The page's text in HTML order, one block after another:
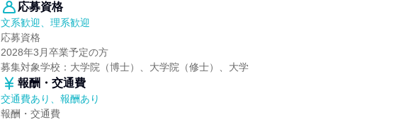
応募資格
文系歓迎、理系歓迎
応募資格
2028年3月卒業予定の方
募集対象学校：大学院（博士）、大学院（修士）、大学
報酬・交通費
交通費あり、報酬あり
報酬・交通費